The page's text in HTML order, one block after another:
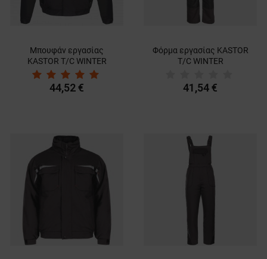
Μπουφάν εργασίας
KASTOR T/C WINTER
GREY/BLACK/GREEN
44,52 €
Φόρμα εργασίας KASTOR
T/C WINTER
41,54 €